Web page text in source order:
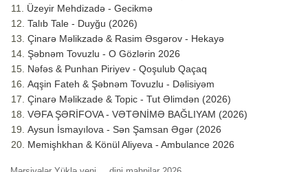
Üzeyir Mehdizadə - Gecikmə
Talıb Tale - Duyğu (2026)
Çinarə Məlikzadə & Rasim Əsgərov - Hekayə
Şəbnəm Tovuzlu - O Gözlərin 2026
Nəfəs & Punhan Piriyev - Qoşulub Qaçaq
Aqşin Fateh & Şəbnəm Tovuzlu - Dəlisiyəm
Çinarə Məlikzade & Topic - Tut Əlimdən (2026)
VƏFA ŞƏRİFOVA - VƏTƏNİMƏ BAĞLIYAM (2026)
Aysun İsmayılova - Sən Şamsan Əgər (2026
Memişhkhan & Könül Aliyeva - Ambulance 2026